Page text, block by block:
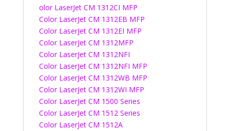
olor LaserJet CM 1312CI MFP
Color LaserJet CM 1312EB MFP
Color LaserJet CM 1312EI MFP
Color LaserJet CM 1312MFP
Color LaserJet CM 1312NFI
Color LaserJet CM 1312NFI MFP
Color LaserJet CM 1312WB MFP
Color LaserJet CM 1312WI MFP
Color LaserJet CM 1500 Series
Color LaserJet CM 1512 Series
Color LaserJet CM 1512A